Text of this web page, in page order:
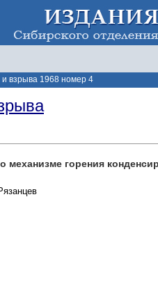
и взрыва 1968 номер 4
механизме горения